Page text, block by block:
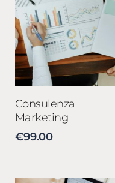
Aggiungi al carrello
Consulenza
Marketing
€99.00